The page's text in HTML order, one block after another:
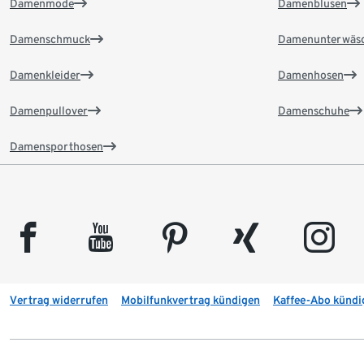
Damenmode
Damenschmuck
Damenkleider
Damenpullover
Damensporthosen
Damenblusen
Damenhosen
Damenschuhe
facebook youtube pinterest xing instagram
Vertrag widerrufen Mobilfunkvertrag kündigen Kaffee-Abo